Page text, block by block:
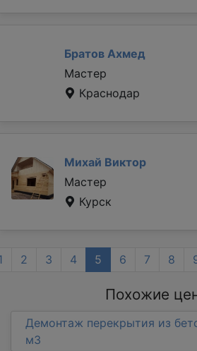
Братов Ахмед
Мастер
Краснодар
Михай Виктор
Мастер
Курск
2 3 4 5 6 7 8
Похожие
Демонтаж перекрытия из
м3